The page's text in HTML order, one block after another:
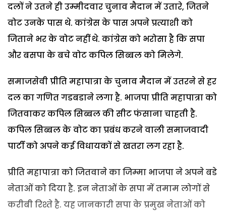
दलों ने उतने ही उम्मीदवार चुनाव मैदान में उतारे, जितने
वोट उनके पास थे. कांग्रेस के पास अपने प्रत्याशी को
जिताने भर के वोट नहीं थे. कांग्रेस को भरोसा है कि सपा
और बसपा के बचे वोट कपिल सिब्बल को मिलेगे.
समाजसेवी प्रीति महापात्रा के चुनाव मैदान में उतरने से हर
दल का गणित गडबडाने लगा है. भाजपा प्रीति महापात्रा को
जितवाकर कपिल सिब्बल की सीट फंसाना चाहती है.
कपिल सिब्बल के वोट का प्रबंध करने वाली समाजवादी
पार्टी को अपने कई विधायकों से खतरा लग रहा है.
प्रीति महापात्रा को जितवाने का जिम्मा भाजपा ने अपने बडे
नेताओं को दिया है. इन नेताओं के सपा में तमाम लोगों से
करीबी रिश्ते है. यह जानकारी सपा के प्रमुख नेताओं को